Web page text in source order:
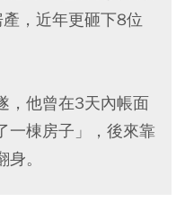
，近年更砸下8位
，他曾在3天內帳面
一棟房子」，後來靠
。